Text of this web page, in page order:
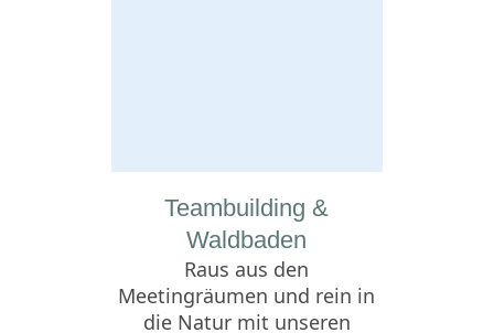
Teambuilding &
Waldbaden
Raus aus den
Meetingräumen und rein in
die Natur mit unseren